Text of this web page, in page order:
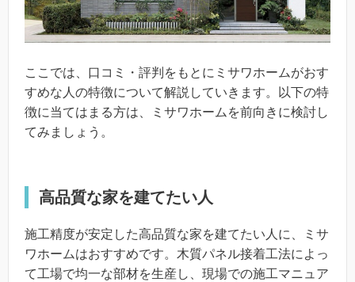
ここでは、口コミ・評判をもとにミサワホームがおす
すめな人の特徴について解説していきます。以下の特
徴に当てはまる方は、ミサワホームを前向きに検討し
てみましょう。
高品質な家を建てたい人
施工精度が安定した高品質な家を建てたい人に、ミサ
ワホームはおすすめです。木質パネル接着工法によっ
て工場で均一な部材を生産し、現場での施工マニュア